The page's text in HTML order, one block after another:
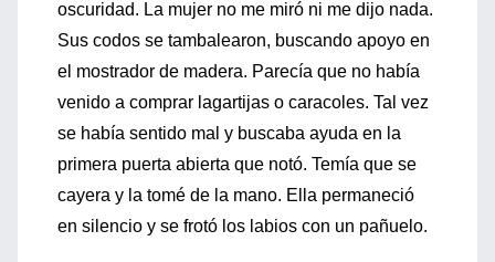
oscuridad. La mujer no me miró ni me dijo nada.
Sus codos se tambalearon, buscando apoyo en
el mostrador de madera. Parecía que no había
venido a comprar lagartijas o caracoles. Tal vez
se había sentido mal y buscaba ayuda en la
primera puerta abierta que notó. Temía que se
cayera y la tomé de la mano. Ella permaneció
en silencio y se frotó los labios con un pañuelo.